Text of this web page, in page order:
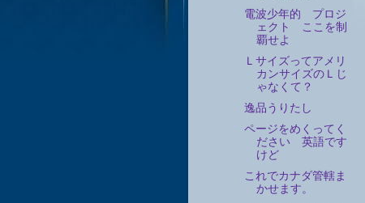
電波少年的 プロジ
ェクト ここを制
覇せよ
Ｌサイズってアメリ
カンサイズのＬじ
ゃなくて？
逸品うりたし
ページをめくってく
ださい 英語です
けど
これでカナダ管轄ま
かせます。